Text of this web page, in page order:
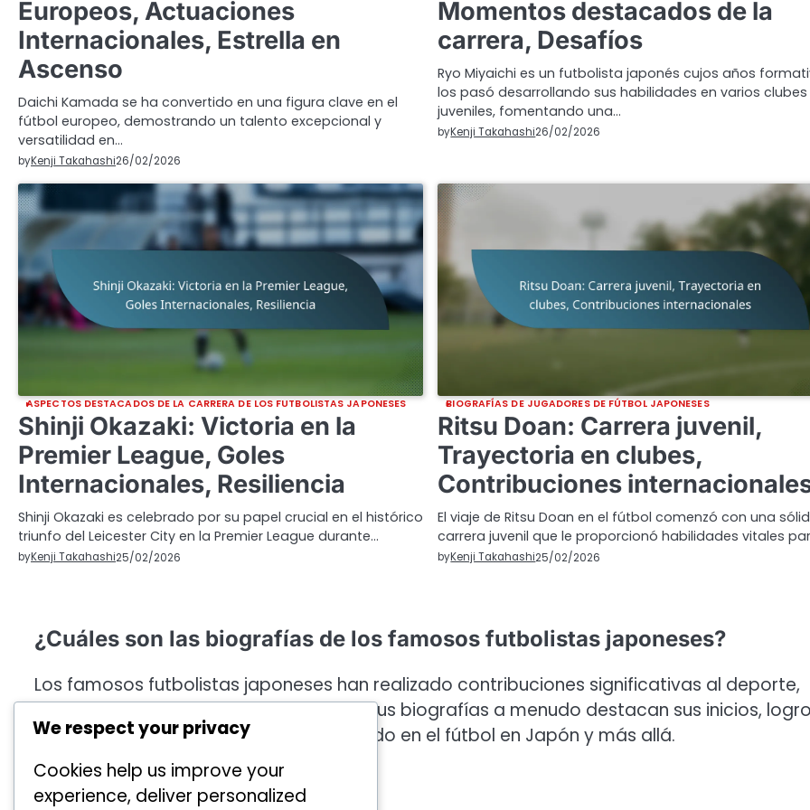
Europeos, Actuaciones
Internacionales, Estrella en
Ascenso
Daichi Kamada se ha convertido en una figura clave en el
fútbol europeo, demostrando un talento excepcional y
versatilidad en…
byKenji Takahashi26/02/2026
Momentos destacados de la
carrera, Desafíos
Ryo Miyaichi es un futbolista japonés cujos años
los pasó desarrollando sus habilidades en varios clubes
juveniles, fomentando una…
byKenji Takahashi26/02/2026
ASPECTOS DESTACADOS DE LA CARRERA DE LOS FUTBOLISTAS JAPONESES
Shinji Okazaki: Victoria en la
Premier League, Goles
Internacionales, Resiliencia
Shinji Okazaki es celebrado por su papel crucial en el histórico
triunfo del Leicester City en la Premier League durante…
byKenji Takahashi25/02/2026
BIOGRAFÍAS DE JUGADORES DE FÚTBOL JAPONESES
Ritsu Doan: Carrera juvenil,
Trayectoria en clubes,
Contribuciones
El viaje de Ritsu Doan en el fútbol comenzó con una
carrera juvenil que le proporcionó habilidades vitales
byKenji Takahashi25/02/2026
¿Cuáles son las biografías de los famosos futbolistas japoneses?
Los famosos futbolistas japoneses han realizado contribuciones significativas al deporte,
tanto a nivel local como internacional. Sus biografías a menudo destacan sus inicios,
profesionales y el impacto que han tenido en el fútbol en Japón y más allá.
▾
We respect your privacy
Cookies help us improve your
experience, deliver personalized